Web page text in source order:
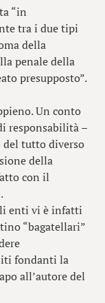
“in
tra i due tipi
della
penale della
presupposto”.
Un conto
responsabilità –
tutto diverso
della
con il
enti vi è infatti
“bagatellari”
fondanti la
all’autore del